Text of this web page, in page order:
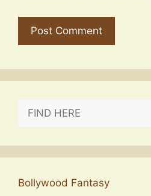
Bollywood Fantasy